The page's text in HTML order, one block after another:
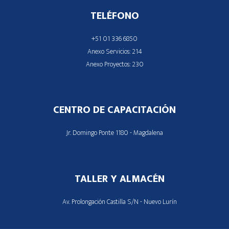
TELÉFONO
+51 01 336 6850
Anexo Servicios: 214
Anexo Proyectos: 230
CENTRO DE CAPACITACIÓN
Jr. Domingo Ponte 1180 - Magdalena
TALLER Y ALMACÉN
Av. Prolongación Castilla S/N - Nuevo Lurín